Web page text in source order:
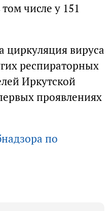
числе у 151
циркуляция вируса
респираторных
Иркутской
проявлениях
по